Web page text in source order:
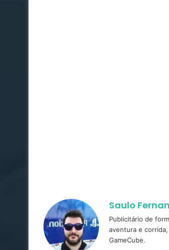
Saulo
Publicitário de
aventura e
GameCube.